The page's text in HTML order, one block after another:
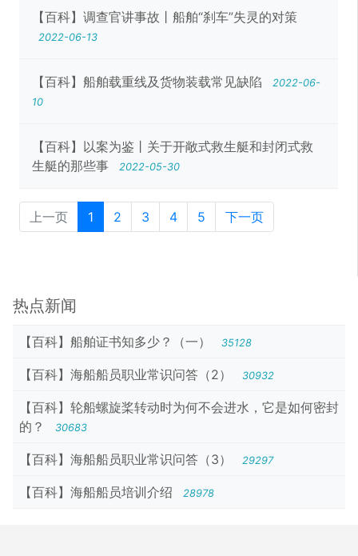
【百科】调查官讲事故丨船舶“刹车”失灵的对策
2022-06-13
【百科】船舶载重线及货物装载常见缺陷
2022-06-
10
【百科】以案为鉴丨关于开敞式救生艇和封闭式救
生艇的那些事
2022-05-30
上一页 1 2 3 4 5 下一页
热点新闻
【百科】船舶证书知多少？（一） 35128
【百科】海船船员职业常识问答（2） 30932
【百科】轮船螺旋桨转动时为何不会进水，它是如何密封
的？
30683
【百科】海船船员职业常识问答（3） 29297
【百科】海船船员培训介绍 28978